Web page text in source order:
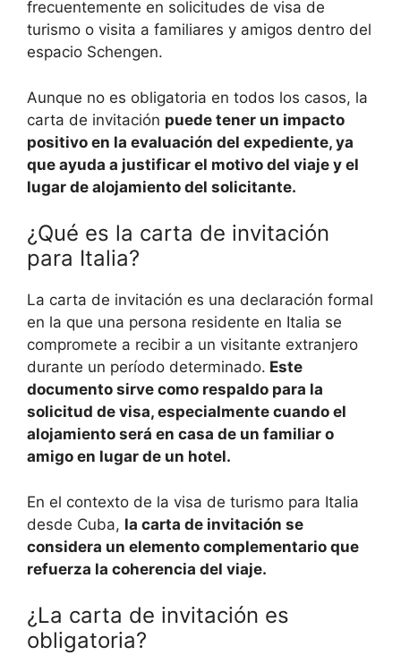
frecuentemente en solicitudes de visa de
turismo o visita a familiares y amigos dentro del
espacio Schengen.
Aunque no es obligatoria en todos los casos, la
carta de invitación puede tener un impacto
positivo en la evaluación del expediente, ya
que ayuda a justificar el motivo del viaje y el
lugar de alojamiento del solicitante.
¿Qué es la carta de invitación
para Italia?
La carta de invitación es una declaración formal
en la que una persona residente en Italia se
compromete a recibir a un visitante extranjero
durante un período determinado. Este
documento sirve como respaldo para la
solicitud de visa, especialmente cuando el
alojamiento será en casa de un familiar o
amigo en lugar de un hotel.
En el contexto de la visa de turismo para Italia
desde Cuba, la carta de invitación se
considera un elemento complementario que
refuerza la coherencia del viaje.
¿La carta de invitación es
obligatoria?